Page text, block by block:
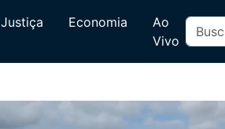
Justiça Economia
Ao
Vivo